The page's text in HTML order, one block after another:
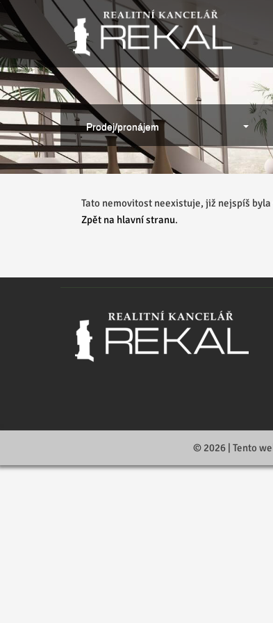
Prodej/pronájem
Tato nemovitost neexistuje, již nejspíš byla
Zpět na hlavní stranu.
© 2026 | Tento